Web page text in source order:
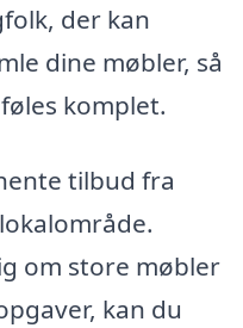
der kan
dine møbler, så
komplet.
tilbud fra
om store møbler
kan du